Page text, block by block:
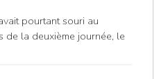
pourtant souri au
de la deuxième journée, le